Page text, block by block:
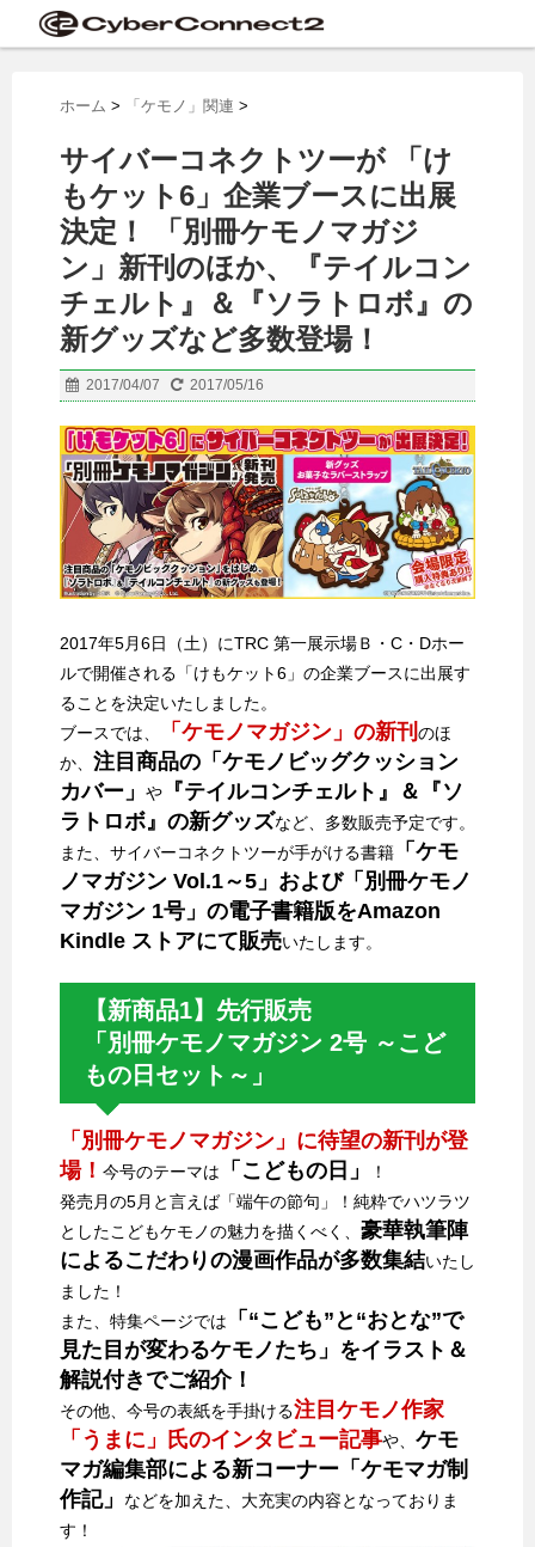
ホーム > 「ケモノ」関連 >
サイバーコネクトツーが 「け
もケット6」企業ブースに出展
決定！ 「別冊ケモノマガジ
ン」新刊のほか、『テイルコン
チェルト』＆『ソラトロボ』の
新グッズなど多数登場！
2017/04/07 2017/05/16
2017年5月6日（土）にTRC 第一展示場Ｂ・C・Dホー
ルで開催される「けもケット6」の企業ブースに出展す
ることを決定いたしました。
ブースでは、
「ケモノマガジン」の新刊 のほ
か、 注目商品の「ケモノビッグクッション
カバー」
や
『テイルコンチェルト』＆『ソ
ラトロボ』の新グッズなど、多数販売予定です。
また、サイバーコネクトツーが手がける書籍
「ケモ
ノマガジン Vol.1～5」および「別冊ケモノ
マガジン 1号」の電子書籍版をAmazon
Kindle ストアにて販売いたします。
【新商品1】先行販売
「別冊ケモノマガジン 2号 ～こど
もの日セット～」
「別冊ケモノマガジン」に待望の新刊が登
場！ 今号のテーマは 「こどもの日」
！
発売月の5月と言えば「端午の節句」！純粋でハツラツ
としたこどもケモノの魅力を描くべく、 豪華執筆陣
によるこだわりの漫画作品が多数集結いたし
ました！
また、特集ページでは
「“こども”と“おとな”で
見た目が変わるケモノたち」をイラスト＆
解説付きでご紹介！
その他、今号の表紙を手掛ける注目ケモノ作家
「うまに」氏のインタビュー記事や、 ケモ
マガ編集部による新コーナー「ケモマガ制
作記」
などを加えた、大充実の内容となっておりま
す！